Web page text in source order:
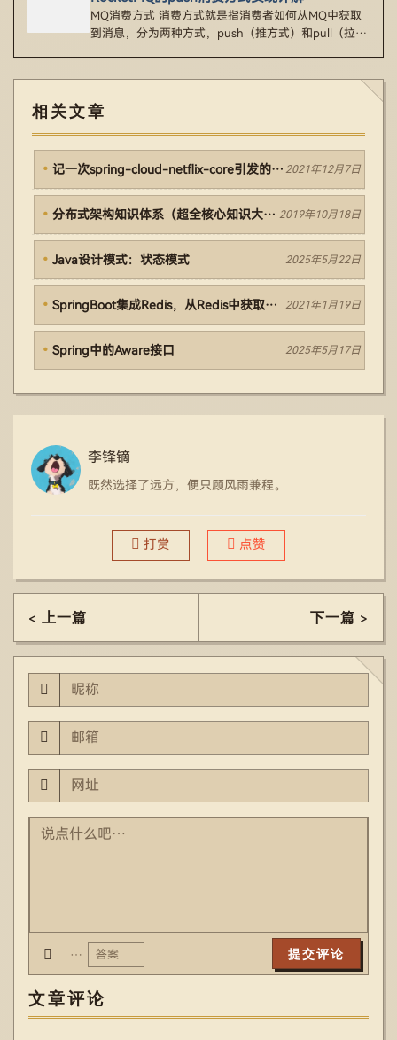
MQ消费方式 消费方式就是指消费者如何从MQ中获取
到消息，分为两种方式，push（推方式）和pull（拉方
相关文章
记一次spring-cloud-netflix-core引发的内存溢出分析 2021年12月7日
分布式架构知识体系（超全核心知识大图） 2019年10月18日
Java设计模式：状态模式 2025年5月22日
SpringBoot集成Redis，从Redis中获取数据为null，但实际上Redis中是存在对应的数据的，是什么原因导致的呢？ 2021年1月19日
Spring中的Aware接口 2025年5月17日
李锋镝
既然选择了远方，便只顾风雨兼程。
打赏 点赞
< 上一篇 下一篇 >
…
文章评论